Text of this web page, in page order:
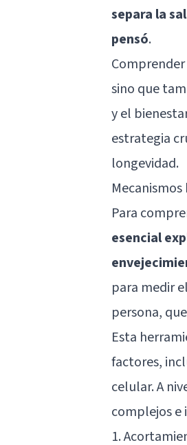
separa la
pensó.
sino que
y el
estrategia
longevidad.
Para
esencial
para medir
persona,
Esta
factores,
celular. A
complejos e
1.